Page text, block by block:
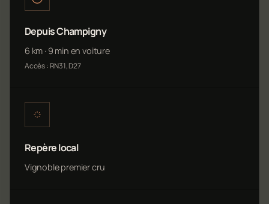
Depuis Champigny
6 km · 9 min en voiture
Accès : RN31, D27
Repère local
Vignoble premier cru